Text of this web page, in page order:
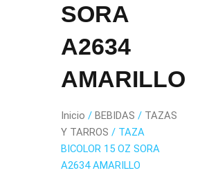
SORA
A2634
AMARILLO
Inicio / BEBIDAS / TAZAS
Y TARROS / TAZA
BICOLOR 15 OZ SORA
A2634 AMARILLO